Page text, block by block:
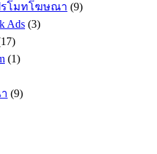
รโมทโฆษณา (9)
Ads (3)
(1)
(9)